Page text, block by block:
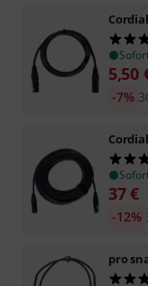
Cordial
5,50
-7%
Cordial
37€
-12%
pro